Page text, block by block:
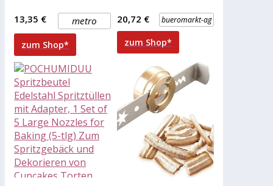
mit den folgenden
Modellen:
Alexanderwerk5
BOSCHMUM4, MUM5,
MUM4450,
metro
13,35 €
zum Shop*
(Gehäuse), Holz (Kurbel)
Farbe: silber Maße
Scheiben: 5 cm (Ø) Maße:
bueromarkt-ag
20,72 €
zum Shop*